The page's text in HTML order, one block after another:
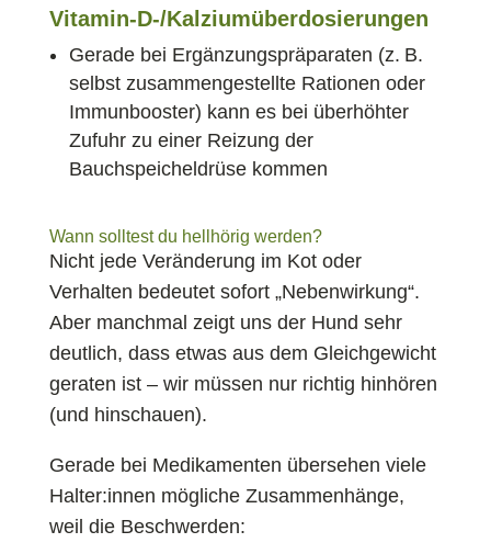
Vitamin-D-/Kalziumüberdosierungen
Gerade bei Ergänzungspräparaten (z. B.
selbst zusammengestellte Rationen oder
Immunbooster) kann es bei überhöhter
Zufuhr zu einer Reizung der
Bauchspeicheldrüse kommen
Wann solltest du hellhörig werden?
Nicht jede Veränderung im Kot oder
Verhalten bedeutet sofort „Nebenwirkung“.
Aber manchmal zeigt uns der Hund sehr
deutlich, dass etwas aus dem Gleichgewicht
geraten ist – wir müssen nur richtig hinhören
(und hinschauen).
Gerade bei Medikamenten übersehen viele
Halter:innen mögliche Zusammenhänge,
weil die Beschwerden: